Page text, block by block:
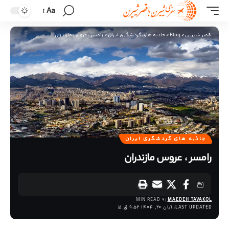
Aa
قصر شیرین>
Blog
>جاذبه های گردشگری ایران>رامسر ، عروس مازندران
جاذبه های گردشگری ایران
رامسر ، عروس مازندران
LAST UPDATED: آبان 20, 1404 9:52 ق.ظ
MAEDEH TAVAKOL
9 MIN READ